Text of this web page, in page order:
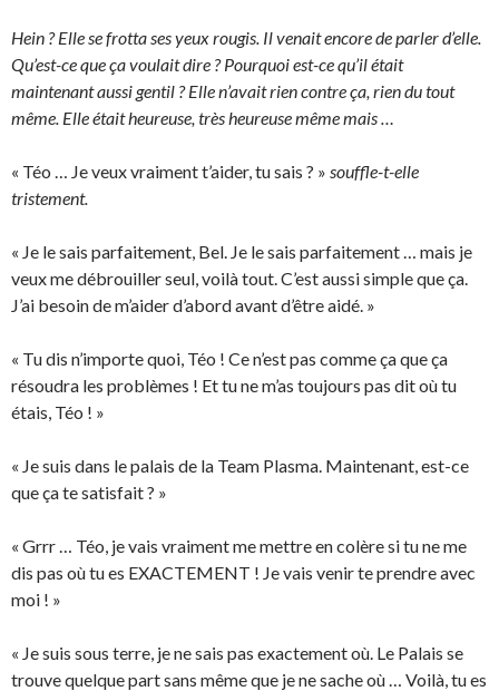
Hein ? Elle se frotta ses yeux rougis. Il venait encore de parler d’elle.
Qu’est-ce que ça voulait dire ? Pourquoi est-ce qu’il était
maintenant aussi gentil ? Elle n’avait rien contre ça, rien du tout
même. Elle était heureuse, très heureuse même mais …
« Téo … Je veux vraiment t’aider, tu sais ? » souffle-t-elle
tristement.
« Je le sais parfaitement, Bel. Je le sais parfaitement … mais je
veux me débrouiller seul, voilà tout. C’est aussi simple que ça.
J’ai besoin de m’aider d’abord avant d’être aidé. »
« Tu dis n’importe quoi, Téo ! Ce n’est pas comme ça que ça
résoudra les problèmes ! Et tu ne m’as toujours pas dit où tu
étais, Téo ! »
« Je suis dans le palais de la Team Plasma. Maintenant, est-ce
que ça te satisfait ? »
« Grrr … Téo, je vais vraiment me mettre en colère si tu ne me
dis pas où tu es EXACTEMENT ! Je vais venir te prendre avec
moi ! »
« Je suis sous terre, je ne sais pas exactement où. Le Palais se
trouve quelque part sans même que je ne sache où … Voilà, tu es